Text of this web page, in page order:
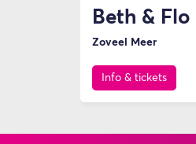
Beth & Flo
Zoveel Meer
Info & tickets